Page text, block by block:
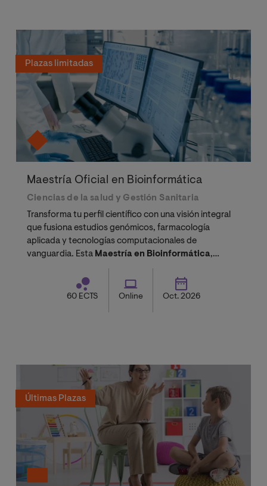
Plazas limitadas
Maestría Oficial en Bioinformática
Ciencias de la salud y Gestión Sanitaria
Transforma tu perfil científico con una visión integral
que fusiona estudios genómicos, farmacología
aplicada y tecnologías computacionales de
vanguardia. Esta Maestría en Bioinformática,
título de cuarto nivel
para liderar la innovación en el sector salud y
biotecnológico.
60 ECTS Online Oct. 2026
Últimas Plazas